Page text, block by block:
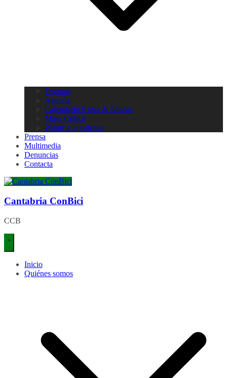
Eventos
Agenda
Calendario Rutas & Salidas
Masa Crítica
Pásate a la calzada
Prensa
Multimedia
Denuncias
Contacta
Cantabria ConBici
CCB
Inicio
Quiénes somos